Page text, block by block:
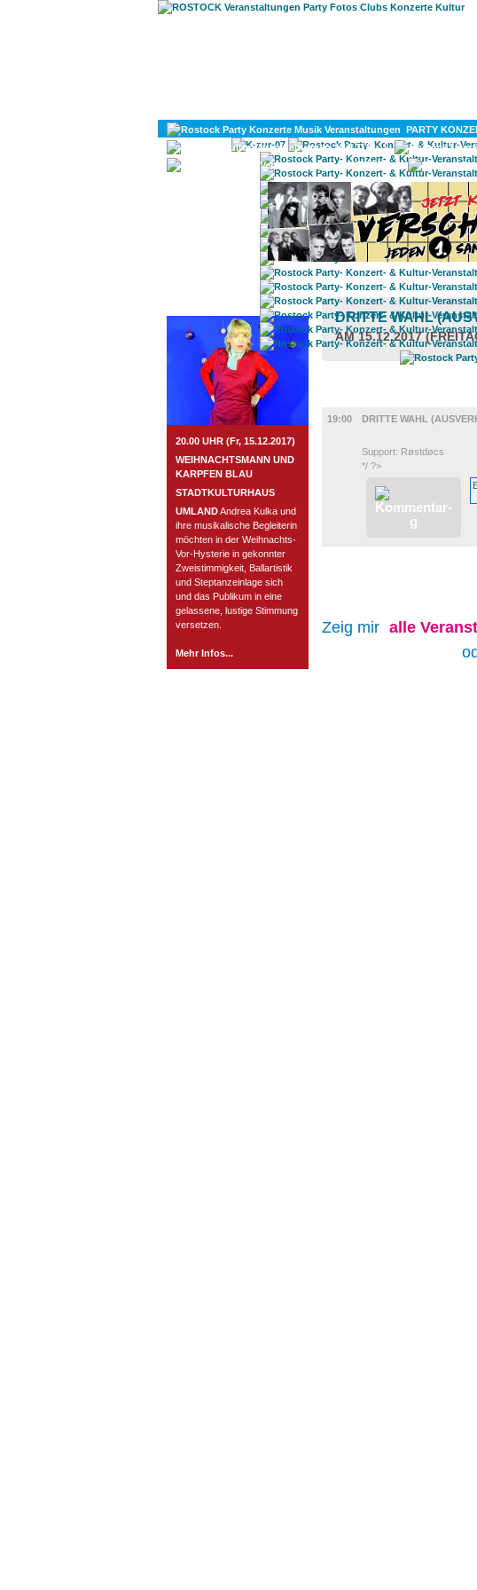
PARTY
KULTUR
DIVERSES
ROSTOCK TAGESTIPP
20.00 UHR (Fr, 15.12.2017)
WEIHNACHTSMANN UND
KARPFEN BLAU
STADTKULTURHAUS
UMLANDAndrea Kulka und
ihre musikalische Begleiterin
möchten in der Weihnachts-
Vor-Hysterie in gekonnter
Zweistimmigkeit, Ballartistik
und Steptanzeinlage sich
und das Publikum in eine
gelassene, lustige Stimmung
versetzen.
Mehr Infos...
DRITTE WAHL
AM 15.12.2017
19:00
DRITTE WAHL
Support: Røstdøcs
*/ ?>
Zeig mir alle